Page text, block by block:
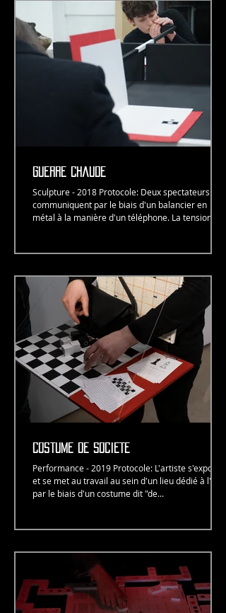
guerre chaude
Sculpture - 2018 ​Protocole: Deux spectateurs
communiquent par le biais d'un balancier en
métal à la manière d'un téléphone. La tension...
costume de société
Performance - 2019 Protocole: L'artiste s'expose
et se met au travail au sein d'un lieu dédié à l'art
par le biais d'un costume dit "de...